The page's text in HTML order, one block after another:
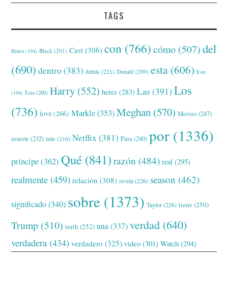
TAGS
Biden (194) Black (201) Cast (306) con (766) cómo (507) del
(690) dentro (383) detrás (221) Donald (209) esta (606) Este
(194) Esto (200) Harry (552) heres (283) Las (391) Los
(736) love(266) Markle(353) Meghan (570) Movies(247)
muerte (232) más (216) Netflix (381) Para(240) por (1336)
príncipe(362) Qué (841) razón (484) real (295)
realmente (459) relación (308) revela(226) season (462)
significado(340) sobre (1373) Taylor(226) tiene(250)
Trump (510) truth (252) una (337) verdad (640)
verdadera (434) verdadero (325) video (301) Watch (294)